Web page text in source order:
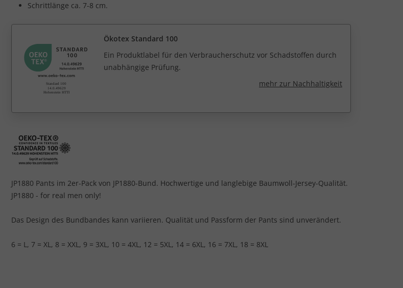
Schrittlänge ca. 7-8 cm.
Ökotex Standard 100
Ein Produktlabel für den Verbraucherschutz vor Schadstoffen durch
unabhängige Prüfung.
mehr zur Nachhaltigkeit
JP1880 Pants im 2er-Pack von JP1880-Bund. Hochwertige und langlebige Baumwoll-Jersey-Qualität.
JP1880 - for real men only!
Das Design des Bundbandes kann variieren. Qualität und Passform der Pants sind unverändert.
6 = L, 7 = XL, 8 = XXL, 9 = 3XL, 10 = 4XL, 12 = 5XL, 14 = 6XL, 16 = 7XL, 18 = 8XL